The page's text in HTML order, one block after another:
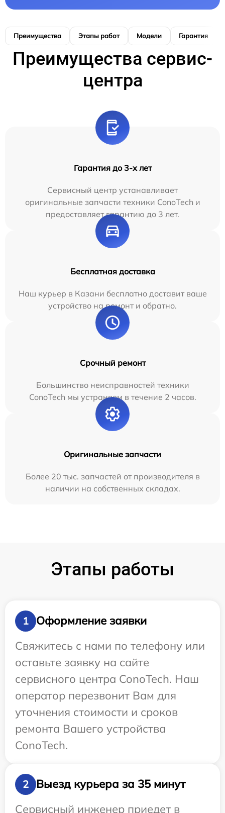
Преимущества Этапы работ Модели Гарантия
Преимущества сервис-
центра
Гарантия до 3-х лет
Сервисный центр устанавливает
оригинальные запчасти техники ConoTech и
предоставляет гарантию до 3 лет.
Бесплатная доставка
Наш курьер в Казани бесплатно доставит ваше
устройство на ремонт и обратно.
Срочный ремонт
Большинство неисправностей техники
ConoTech мы устраняем в течение 2 часов.
Оригинальные запчасти
Более 20 тыс. запчастей от производителя в
наличии на собственных складах.
Этапы работы
1
Оформление заявки
Свяжитесь с нами по телефону или
оставьте заявку на сайте
сервисного центра ConoTech. Наш
оператор перезвонит Вам для
уточнения стоимости и сроков
ремонта Вашего устройства
ConoTech.
2
Выезд курьера за 35 минут
Сервисный инженер приедет в